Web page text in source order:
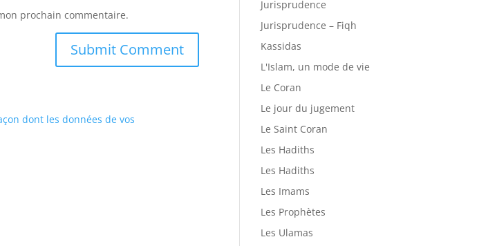
prochain commentaire.
dont les données de vos
Jurisprudence
Jurisprudence – Fiqh
Kassidas
L'Islam, un mode de vie
Le Coran
Le jour du jugement
Le Saint Coran
Les Hadiths
Les Hadiths
Les Imams
Les Prophètes
Les Ulamas